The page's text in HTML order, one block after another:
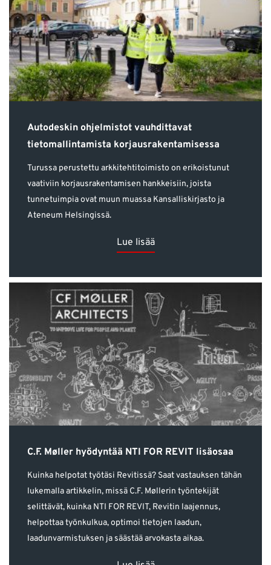
Autodeskin ohjelmistot vauhdittavat
tietomallintamista korjausrakentamisessa
Turussa perustettu arkkitehtitoimisto on erikoistunut
vaativiin korjausrakentamisen hankkeisiin, joista
tunnetuimpia ovat muun muassa Kansalliskirjasto ja
Ateneum Helsingissä.
Lue lisää
C.F. Møller hyödyntää NTI FOR REVIT lisäosaa
Kuinka helpotat työtäsi Revitissä? Saat vastauksen tähän
lukemalla artikkelin, missä C.F. Møllerin työntekijät
selittävät, kuinka NTI FOR REVIT, Revitin laajennus,
helpottaa työnkulkua, optimoi tietojen laadun,
laadunvarmistuksen ja säästää arvokasta aikaa.